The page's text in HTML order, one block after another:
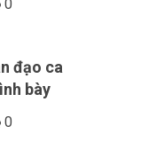
0
đạo ca
bày
0